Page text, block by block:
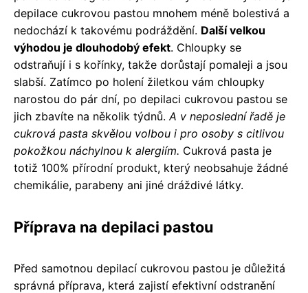
depilace cukrovou pastou mnohem méně bolestivá a
nedochází k takovému podráždění. Další velkou
výhodou je dlouhodobý efekt. Chloupky se
odstraňují i s kořínky, takže dorůstají pomaleji a jsou
slabší. Zatímco po holení žiletkou vám chloupky
narostou do pár dní, po depilaci cukrovou pastou se
jich zbavíte na několik týdnů. A v neposlední řadě je
cukrová pasta skvělou volbou i pro osoby s citlivou
pokožkou náchylnou k alergiím. Cukrová pasta je
totiž 100% přírodní produkt, který neobsahuje žádné
chemikálie, parabeny ani jiné dráždivé látky.
Příprava na depilaci pastou
Před samotnou depilací cukrovou pastou je důležitá
správná příprava, která zajistí efektivní odstranění